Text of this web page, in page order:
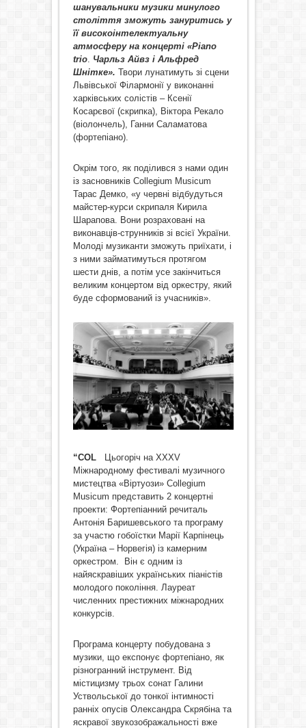
шанувальники музики минулого
століття зможуть зануритись у
її високоінтелектуальну
атмосферу на концерті «Piano
trio. Чарльз Айвз і Альфред
Шнітке». Твори лунатимуть зі сцени
Львівської Філармонії у виконанні
харківських солістів – Ксенії
Косарєвої (скрипка), Віктора Рекало
(віолончель), Ганни Саламатова
(фортепіано).
Окрім того, як поділився з нами один
із засновників Collegium Musicum
Тарас Демко, «у червні відбудуться
майстер-курси скрипаля Кирила
Шарапова. Вони розраховані на
виконавців-струнників зі всієї України.
Молоді музиканти зможуть приїхати, і
з ними займатимуться протягом
шести днів, а потім усе закінчиться
великим концертом від оркестру, який
буде сформований із учасників».
“COL Цьогоріч на XXXV
Міжнародному фестивалі музичного
мистецтва «Віртуози» Collegium
Musicum представить 2 концертні
проекти: Фортепіанний речиталь
Антонія Баришевського та програму
за участю гобоїстки Марії Карпінець
(Україна – Норвегія) із камерним
оркестром.
Він є одним із
найяскравіших українських піаністів
молодого покоління. Лауреат
численних престижних міжнародних
конкурсів.
Програма концерту побудована з
музики, що експонує фортепіано, як
різногранний інструмент. Від
містицизму трьох сонат Галини
Уствольської до тонкої інтимності
ранніх опусів Олександра Скрябіна та
яскравої звукозображальності вже